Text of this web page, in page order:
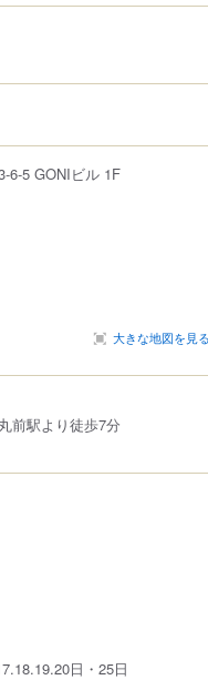
6-5 GONIビル 1F
大きな地図を見る
前駅より徒歩7分
日・25日